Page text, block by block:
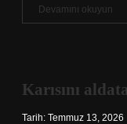
Devamını okuyun
Karısını
Tarih: Temmuz 13, 2026